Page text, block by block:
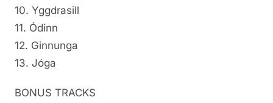
10. Yggdrasill
11. Ódinn
12. Ginnunga
13. Jóga
BONUS TRACKS